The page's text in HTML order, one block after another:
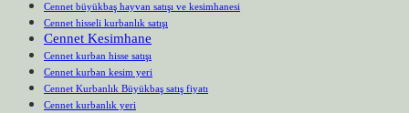
Cennet büyükbaş hayvan satışı ve kesimhanesi
Cennet hisseli kurbanlık satışı
Cennet Kesimhane
Cennet kurban hisse satışı
Cennet kurban kesim yeri
Cennet Kurbanlık Büyükbaş satış fiyatı
Cennet kurbanlık yeri